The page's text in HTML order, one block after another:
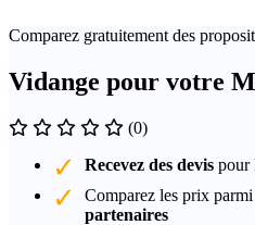
Comparez gratuitement des
Vidange pour votre
(0)
Recevez des devis pour
Comparez les prix
partenaires